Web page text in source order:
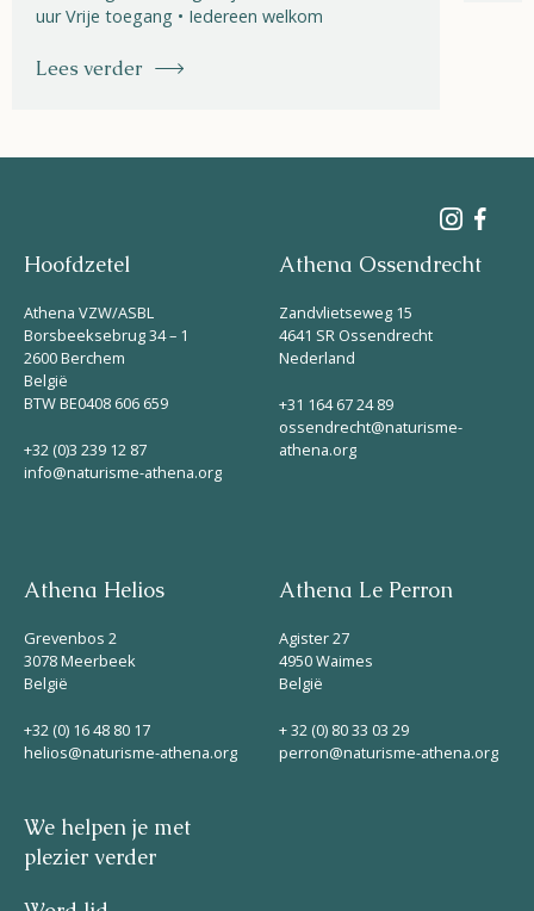
uur Vrije toegang • Iedereen welkom
Lees verder
Hoofdzetel
Athena VZW/ASBL
Borsbeeksebrug 34 – 1
2600 Berchem
België
BTW BE0408 606 659
+32 (0)3 239 12 87
info@naturisme-athena.org
Athena Ossendrecht
Zandvlietseweg 15
4641 SR Ossendrecht
Nederland
+31 164 67 24 89
ossendrecht@naturisme-
athena.org
Athena Helios
Grevenbos 2
3078 Meerbeek
België
+32 (0) 16 48 80 17
helios@naturisme-athena.org
Athena Le Perron
Agister 27
4950 Waimes
België
+ 32 (0) 80 33 03 29
perron@naturisme-athena.org
We helpen je met
plezier verder